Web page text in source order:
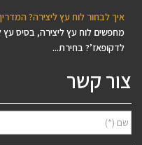
איך לבחור לוח עץ ליצירה?
מחפשים לוח עץ ליצירה, בסיס
לדקופאז’? בחירת...
צור קשר